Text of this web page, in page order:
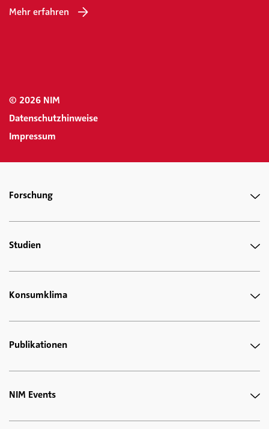
Mehr erfahren
© 2026 NIM
Datenschutzhinweise
Impressum
Forschung
Studien
Konsumklima
Publikationen
NIM Events